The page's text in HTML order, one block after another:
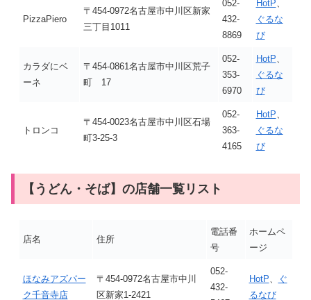
PizzaPiero
〒454-0972名古屋市中川区新家
三丁目1011
052-
432-
8869
HotP
ぐるな
び
カラダにベ
ーネ
〒454-0861名古屋市中川区荒子
町 17
052-
353-
6970
HotP
ぐるな
び
トロンコ
〒454-0023名古屋市中川区石場
町3-25-3
052-
363-
4165
HotP
ぐるな
び
【うどん・そば】の店舗一覧リスト
店名 住所
電話番
号
ホームペ
ージ
ほなみアズパー
ク千音寺店
〒454-0972名古屋市中川
区新家1-2421
052-
432-
HotP、
ぐ
るなび